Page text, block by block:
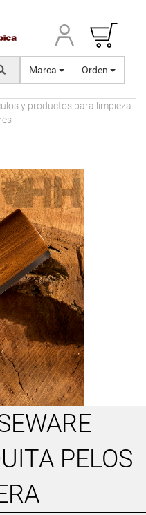
Marca Orden
y productos para limpieza
PELOS